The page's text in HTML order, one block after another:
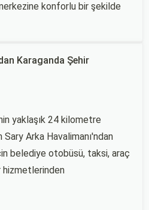
konforlu bir şekilde
Karaganda Şehir
yaklaşık 24 kilometre
Arka Havalimanı'ndan
belediye otobüsü, taksi, araç